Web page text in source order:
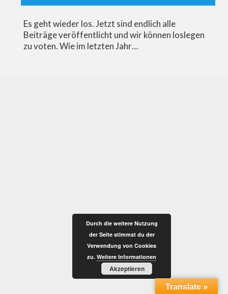
Es geht wieder los. Jetzt sind endlich alle
Beiträge veröffentlicht und wir können loslegen
zu voten. Wie im letzten Jahr…
Translate »
Durch die weitere Nutzung
der Seite stimmst du der
Verwendung von Cookies
zu. Weitere Informationen
Akzeptieren